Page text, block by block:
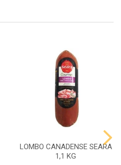
LOMBO CANADENSE SEARA
1,1 KG